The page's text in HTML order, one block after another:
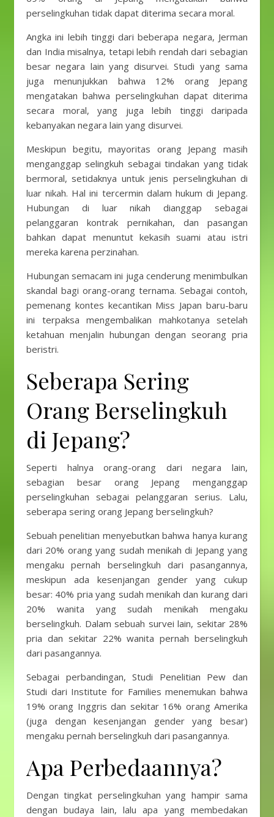
perselingkuhan tidak dapat diterima secara moral.
Angka ini lebih tinggi dari beberapa negara, Jerman
dan India misalnya, tetapi lebih rendah dari sebagian
besar negara lain yang disurvei. Studi yang sama
juga menunjukkan bahwa 12% orang Jepang
mengatakan bahwa perselingkuhan dapat diterima
secara moral, yang juga lebih tinggi daripada
kebanyakan negara lain yang disurvei.
Meskipun begitu, mayoritas orang Jepang masih
menganggap selingkuh sebagai tindakan yang tidak
bermoral, setidaknya untuk jenis perselingkuhan di
luar nikah. Hal ini tercermin dalam hukum di Jepang.
Hubungan di luar nikah dianggap sebagai
pelanggaran kontrak pernikahan, dan pasangan
bahkan dapat menuntut kekasih suami atau istri
mereka karena perzinahan.
Hubungan semacam ini juga cenderung menimbulkan
skandal bagi orang-orang ternama. Sebagai contoh,
pemenang kontes kecantikan Miss Japan baru-baru
ini terpaksa mengembalikan mahkotanya setelah
ketahuan menjalin hubungan dengan seorang pria
beristri.
Seberapa Sering
Orang Berselingkuh
di Jepang?
Seperti halnya orang-orang dari negara lain,
sebagian besar orang Jepang menganggap
perselingkuhan sebagai pelanggaran serius. Lalu,
seberapa sering orang Jepang berselingkuh?
Sebuah penelitian menyebutkan bahwa hanya kurang
dari 20% orang yang sudah menikah di Jepang yang
mengaku pernah berselingkuh dari pasangannya,
meskipun ada kesenjangan gender yang cukup
besar: 40% pria yang sudah menikah dan kurang dari
20% wanita yang sudah menikah mengaku
berselingkuh. Dalam sebuah survei lain, sekitar 28%
pria dan sekitar 22% wanita pernah berselingkuh
dari pasangannya.
Sebagai perbandingan, Studi Penelitian Pew dan
Studi dari Institute for Families menemukan bahwa
19% orang Inggris dan sekitar 16% orang Amerika
(juga dengan kesenjangan gender yang besar)
mengaku pernah berselingkuh dari pasangannya.
Apa Perbedaannya?
Dengan tingkat perselingkuhan yang hampir sama
dengan budaya lain, lalu apa yang membedakan